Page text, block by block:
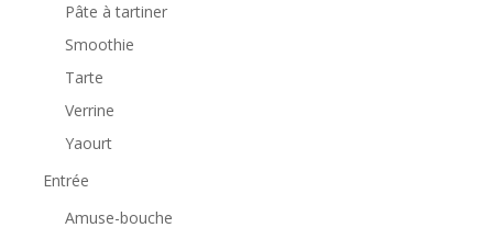
Pâte à tartiner
Smoothie
Tarte
Verrine
Yaourt
Entrée
Amuse-bouche